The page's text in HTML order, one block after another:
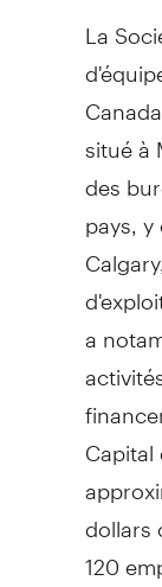
La
Canada
situé à
des
pays,
Calgary
a
dollars
120